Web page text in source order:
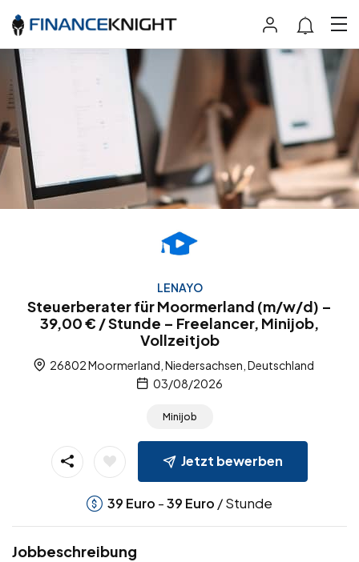
LENAYO
Steuerberater für Moormerland (m/w/d) –
39,00 € / Stunde – Freelancer, Minijob,
Vollzeitjob
26802 Moormerland, Niedersachsen, Deutschland
03/08/2026
Minijob
Jetzt bewerben
39 Euro -39 Euro / Stunde
Jobbeschreibung